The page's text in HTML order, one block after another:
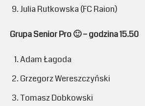
Julia Rutkowska (FC Raion)
Grupa Senior Pro 🙂 – godzina 15.50
Adam Łagoda
Grzegorz Wereszczyński
Tomasz Dobkowski